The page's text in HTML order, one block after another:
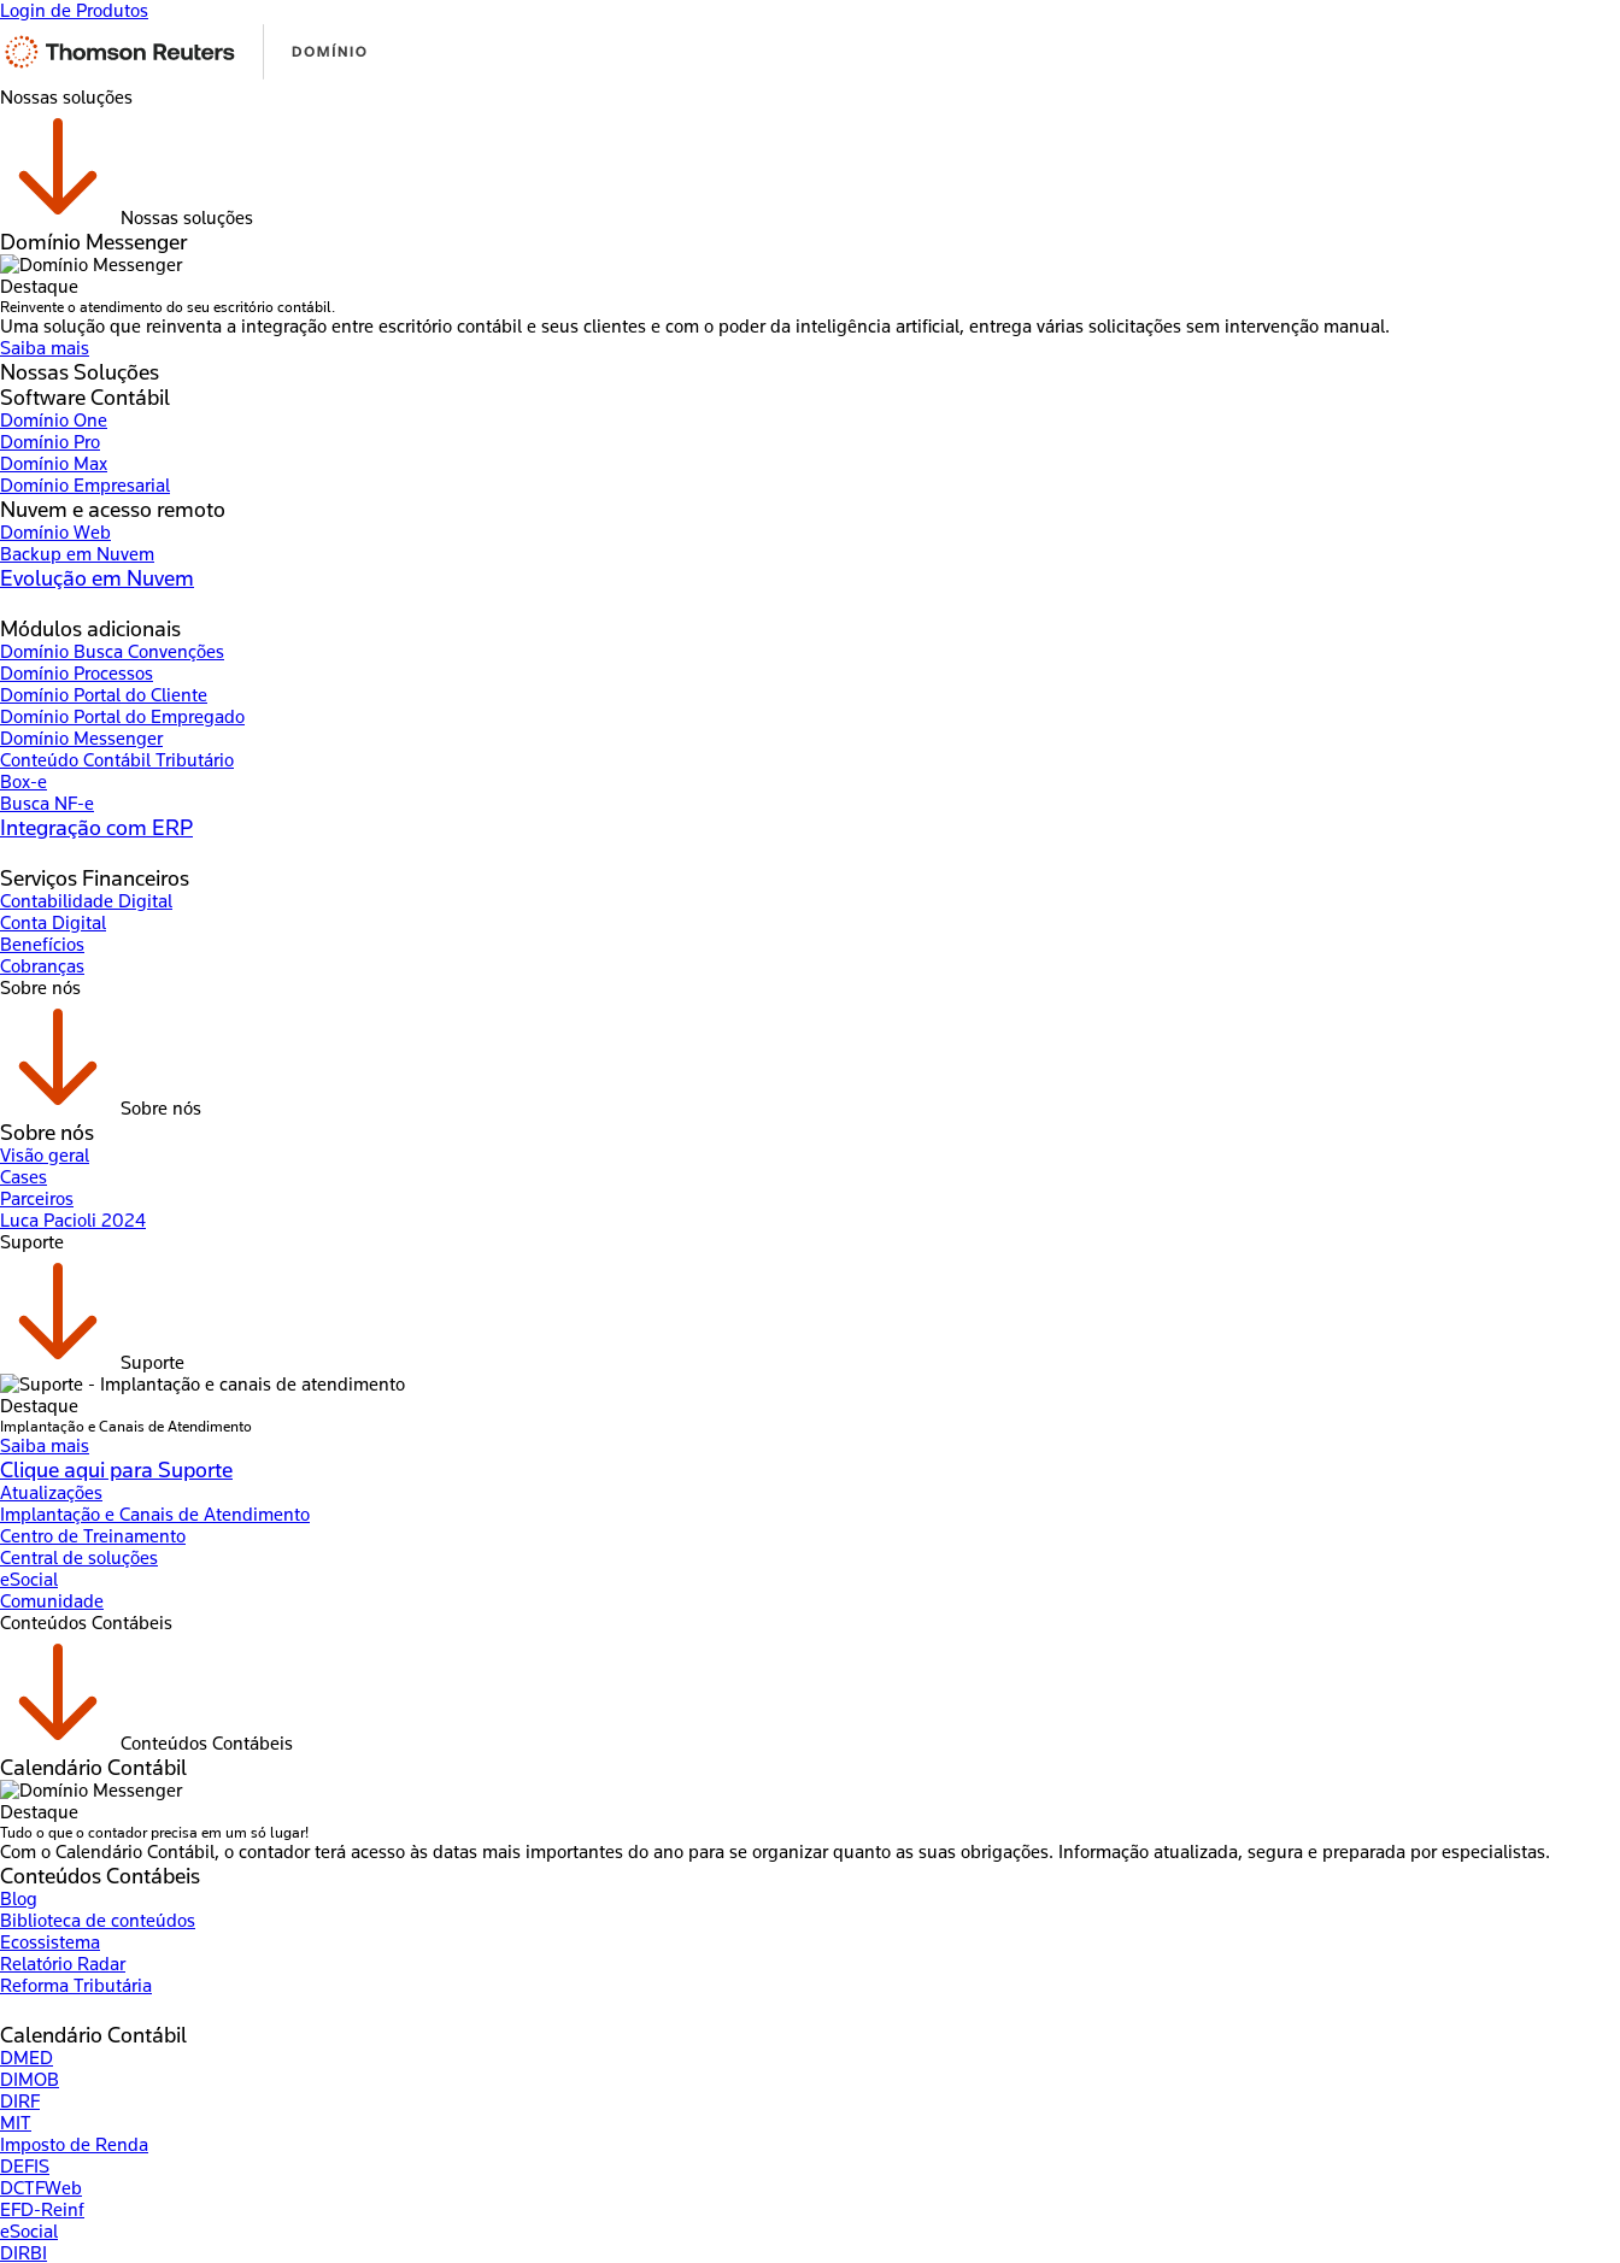
Login de Produtos
Nossas soluções
Nossas soluções
Domínio Messenger
Destaque
Reinvente o atendimento do seu escritório contábil.
Uma solução que reinventa a integração entre escritório contábil e seus clientes e com o poder da inteligência artificial, entrega várias solicitações sem intervenção manual.
Saiba mais
Nossas Soluções
Software Contábil
Domínio One
Domínio Pro
Domínio Max
Domínio Empresarial
Nuvem e acesso remoto
Domínio Web
Backup em Nuvem
Evolução em Nuvem
Módulos adicionais
Domínio Busca Convenções
Domínio Processos
Domínio Portal do Cliente
Domínio Portal do Empregado
Domínio Messenger
Conteúdo Contábil Tributário
Box-e
Busca NF-e
Integração com ERP
Serviços Financeiros
Contabilidade Digital
Conta Digital
Benefícios
Cobranças
Sobre nós
Sobre nós
Sobre nós
Visão geral
Cases
Parceiros
Luca Pacioli 2024
Suporte
Suporte
Destaque
Implantação e Canais de Atendimento
Saiba mais
Clique aqui para Suporte
Atualizações
Implantação e Canais de Atendimento
Centro de Treinamento
Central de soluções
eSocial
Comunidade
Conteúdos Contábeis
Conteúdos Contábeis
Calendário Contábil
Destaque
Tudo o que o contador precisa em um só lugar!
Com o Calendário Contábil, o contador terá acesso às datas mais importantes do ano para se organizar quanto as suas obrigações. Informação atualizada, segura e preparada por especialistas.
Conteúdos Contábeis
Blog
Biblioteca de conteúdos
Ecossistema
Relatório Radar
Reforma Tributária
Calendário Contábil
DMED
DIMOB
DIRF
MIT
Imposto de Renda
DEFIS
DCTFWeb
EFD-Reinf
eSocial
DIRBI